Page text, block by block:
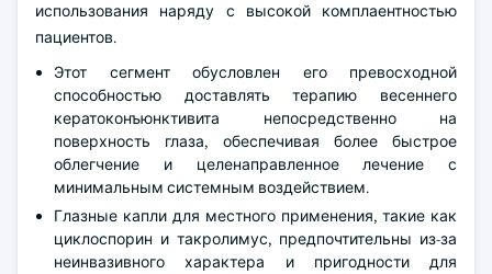
использования наряду с высокой комплаентностью
пациентов.
Этот сегмент обусловлен его превосходной
способностью доставлять терапию весеннего
кератоконъюнктивита непосредственно на
поверхность глаза, обеспечивая более быстрое
облегчение и целенаправленное лечение с
минимальным системным воздействием.
Глазные капли для местного применения, такие как
циклоспорин и такролимус, предпочтительны из-за
неинвазивного характера и пригодности для